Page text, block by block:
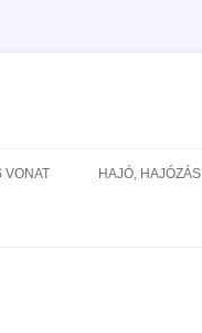
VONAT HAJÓ, HAJÓZÁS